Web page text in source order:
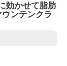
効かせて脂肪
ンテンクラ